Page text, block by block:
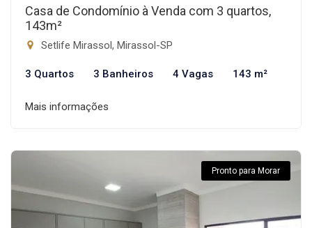
Casa de Condomínio à Venda com 3 quartos,
143m²
Setlife Mirassol, Mirassol-SP
3 Quartos 3 Banheiros 4 Vagas 143 m²
Mais informações
Pronto para Morar